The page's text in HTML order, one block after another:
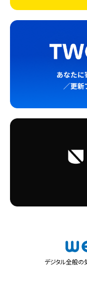
デジタル全般の